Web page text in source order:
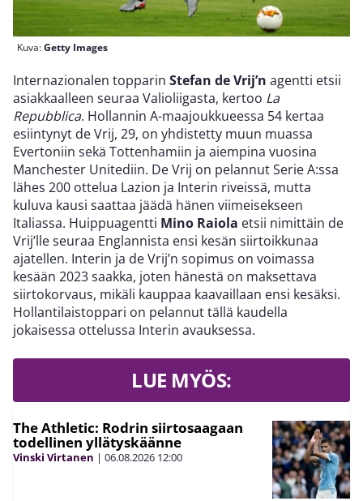
Kuva:Getty Images
Internazionalen topparin Stefan de Vrij’n agentti etsii
asiakkaalleen seuraa Valioliigasta, kertoo La
Repubblica. Hollannin A-maajoukkueessa 54 kertaa
esiintynyt de Vrij, 29, on yhdistetty muun muassa
Evertoniin sekä Tottenhamiin ja aiempina vuosina
Manchester Unitediin. De Vrij on pelannut Serie A:ssa
lähes 200 ottelua Lazion ja Interin riveissä, mutta
kuluva kausi saattaa jäädä hänen viimeisekseen
Italiassa. Huippuagentti Mino Raiola etsii nimittäin de
Vrij’lle seuraa Englannista ensi kesän siirtoikkunaa
ajatellen. Interin ja de Vrij’n sopimus on voimassa
kesään 2023 saakka, joten hänestä on maksettava
siirtokorvaus, mikäli kauppaa kaavaillaan ensi kesäksi.
Hollantilaistoppari on pelannut tällä kaudella
jokaisessa ottelussa Interin avauksessa.
LUE MYÖS:
The Athletic: Rodrin siirtosaagaan
todellinen yllätyskäänne
Vinski Virtanen | 06.08.2026 12:00